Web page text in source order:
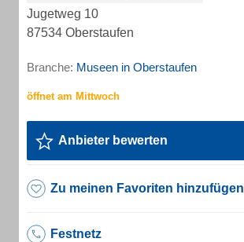
Jugetweg 10
87534 Oberstaufen
Branche: Museen in Oberstaufen
Anbieter bewerten
Zu meinen Favoriten hinzufügen
Festnetz